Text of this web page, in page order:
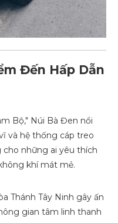
Đến Hấp Dẫn
Bộ," Núi Bà Đen nổi
và hệ thống cáp treo
cho những ai yêu thích
khí mát mẻ.
Thánh Tây Ninh gây ấn
gian tâm linh thanh